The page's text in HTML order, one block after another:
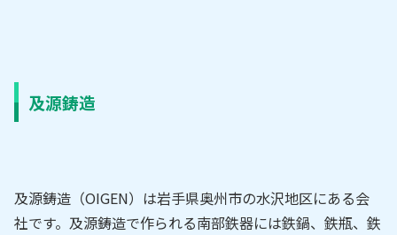
及源鋳造
及源鋳造（OIGEN）は岩手県奥州市の水沢地区にある会
社です。及源鋳造で作られる南部鉄器には鉄鍋、鉄瓶、鉄